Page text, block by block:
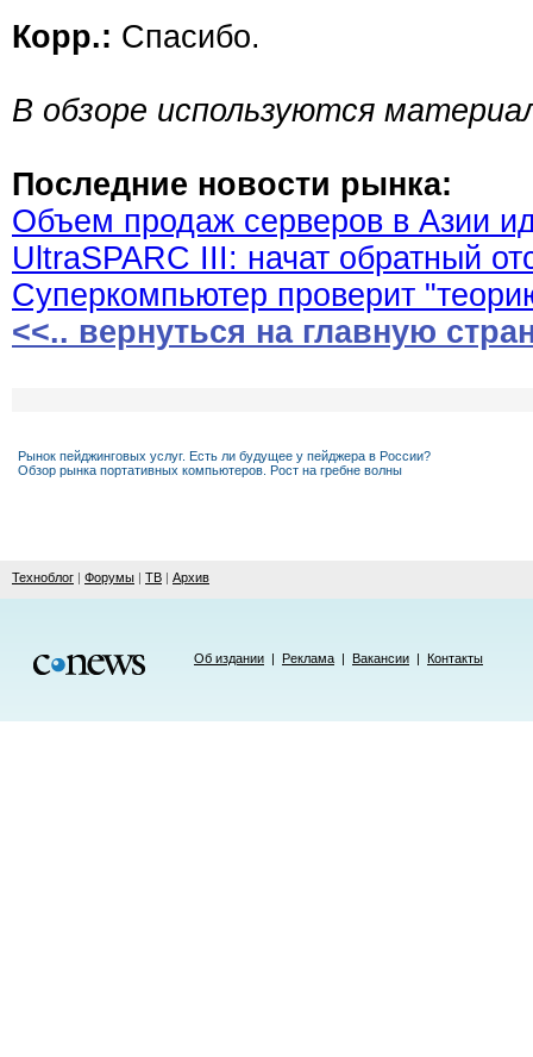
Корр.: Спасибо.
В обзоре используются
Последние новости рынка:
Объем продаж серверов в Азии
UltraSPARC III: начат обратный
Суперкомпьютер проверит
<<.. вернуться на главную
Рынок пейджинговых услуг. Есть ли будущее у пейджера в России?
Обзор рынка портативных компьютеров. Рост на гребне волны
Техноблог | Форумы | ТВ | Архив
Об издании | Реклама | Вакансии | Контакты